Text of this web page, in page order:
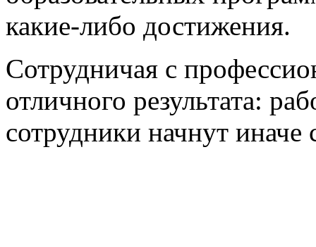
какие-либо достижения.
Сотрудничая с
отличного результата:
сотрудники начнут